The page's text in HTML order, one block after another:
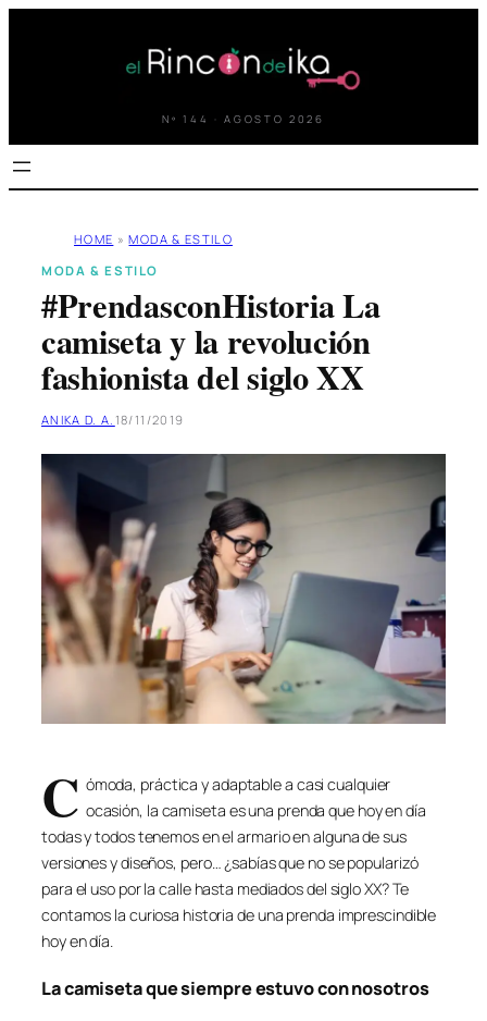
Nº 144 · AGOSTO 2026
HOME » MODA & ESTILO
MODA & ESTILO
#PrendasconHistoria La
camiseta y la revolución
fashionista del siglo XX
ANIKA D. A. 18/11/2019
C ómoda, práctica y adaptable a casi cualquier
ocasión, la camiseta es una prenda que hoy en día
todas y todos tenemos en el armario en alguna de sus
versiones y diseños, pero… ¿sabías que no se popularizó
para el uso por la calle hasta mediados del siglo XX? Te
contamos la curiosa historia de una prenda imprescindible
hoy en día.
La camiseta que siempre estuvo con nosotros